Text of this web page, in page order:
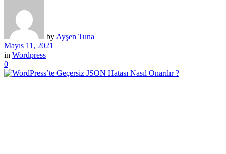
by Ayşen Tuna
Mayıs 11, 2021
in Wordpress
0